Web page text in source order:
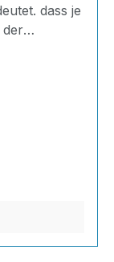
dass je
Wahl